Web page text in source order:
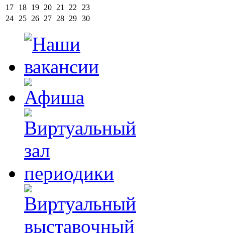
17
18 19 20 21 22
23
24
25 26 27 28 29 30